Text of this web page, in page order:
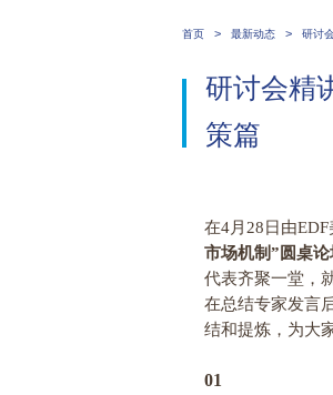
首页 > 最新动态 > 研讨
研讨会精
策篇
在4月 28日由EDF
市场机制”圆桌论
代表齐聚一堂，
在总结专家发言
结和提炼，为大
01